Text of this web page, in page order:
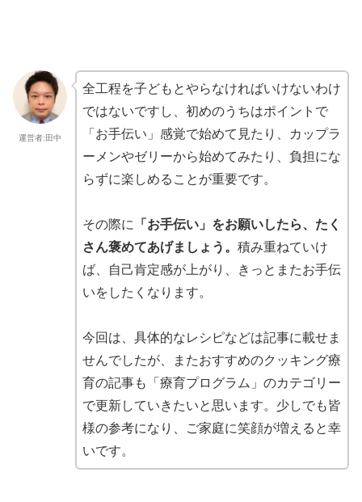
運営者:田中
全工程を子どもとやらなければいけないわけ
ではないですし、初めのうちはポイントで
「お手伝い」感覚で始めて見たり、カップラ
ーメンやゼリーから始めてみたり、負担にな
らずに楽しめることが重要です。
その際に 「お手伝い」をお願いしたら、たく
さん褒めてあげましょう。 積み重ねていけ
ば、自己肯定感が上がり、きっとまたお手伝
いをしたくなります。
今回は、具体的なレシピなどは記事に載せま
せんでしたが、またおすすめのクッキング療
育の記事も「療育プログラム」のカテゴリー
で更新していきたいと思います。少しでも皆
様の参考になり、ご家庭に笑顔が増えると幸
いです。